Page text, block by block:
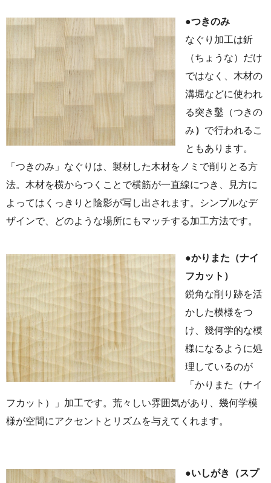
●つきのみ
なぐり加工は釿
（ちょうな）だけ
ではなく、木材の
溝堀などに使われ
る突き鑿（つきの
み） で行われるこ
ともあります。
「つきのみ」なぐりは、製材した木材をノミで削りとる方
法。木材を横からつくことで横筋が一直線につき、見方に
よってはくっきりと陰影が写し出されます。シンプルなデ
ザインで、どのような場所にもマッチする加工方法です。
●かりまた（ナイ
フカット）
鋭角な削り跡を活
かした模様をつ
け、幾何学的な模
様になるように処
理しているのが
「かりまた（ナイ
フカット）」加工です。荒々しい雰囲気があり、幾何学模
様が空間にアクセントとリズムを与えてくれます。
●いしがき（スプ